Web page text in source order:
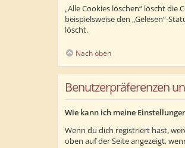
„Alle Cookies löschen“ löscht
beispielsweise den „Gelesen“-
löscht.
Nach oben
Benutzerpräferenzen
Wie kann ich meine
Wenn du dich registriert hast,
oben auf der Seite angezeigt,